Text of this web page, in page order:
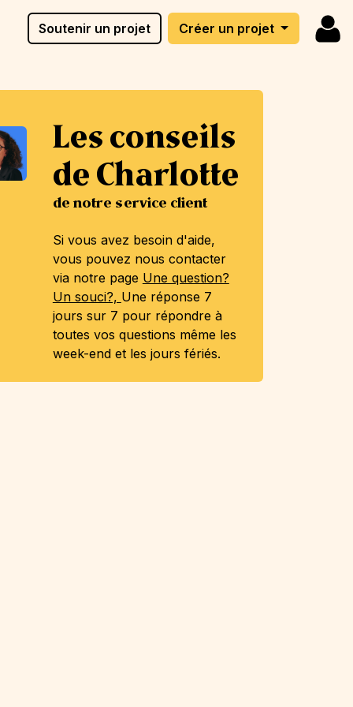
Soutenir un projet Créer un projet
Les conseils
de Charlotte
de notre service client
Si vous avez besoin d'aide,
vous pouvez nous contacter
via notre page Une question?
Un souci?, Une réponse 7
jours sur 7 pour répondre à
toutes vos questions même les
week-end et les jours fériés.